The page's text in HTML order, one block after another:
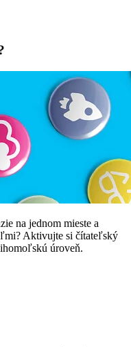
na jednom mieste a
Aktivujte si čítateľský
úroveň.